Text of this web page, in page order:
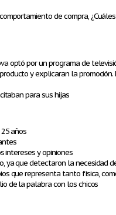
de compra,
optó por un programa de
y explicaran la promoción.
para sus hijas
años
intereses y opiniones
ya que detectaron la necesidad
que representa tanto física,
de la palabra con los chicos